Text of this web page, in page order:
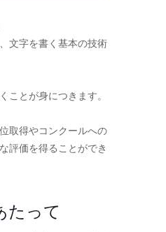
文字を書く基本の技術
ことが身につきます。
取得やコンクールへの
評価を得ることができ
たって